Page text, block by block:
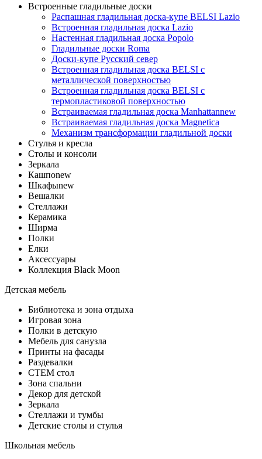
Встроенные гладильные доски
Распашная гладильная доска-купе BELSI Lazio
Встроенная гладильная доска Lazio
Настенная гладильная доска Popolo
Гладильные доски Roma
Доски-купе Русский север
Встроенная гладильная доска BELSI c
металлической поверхностью
Встроенная гладильная доска BELSI с
термопластиковой поверхностью
Встраиваемая гладильная доска Manhattannew
Встраиваемая гладильная доска Magnetica
Механизм трансформации гладильной доски
Стyлья и кресла
Столы и консоли
Зеркала
Кашпоnew
Шкафыnew
Вешалки
Стеллажи
Керамика
Ширма
Полки
Елки
Аксессуары
Коллекция Black Moon
Детская мебель
Библиотека и зона отдыха
Игровая зона
Полки в детскую
Мебель для санузла
Принты на фасады
Раздевалки
СТЕМ стол
Зона спальни
Декор для детской
Зеркала
Стеллажи и тумбы
Детские столы и стулья
Школьная мебель